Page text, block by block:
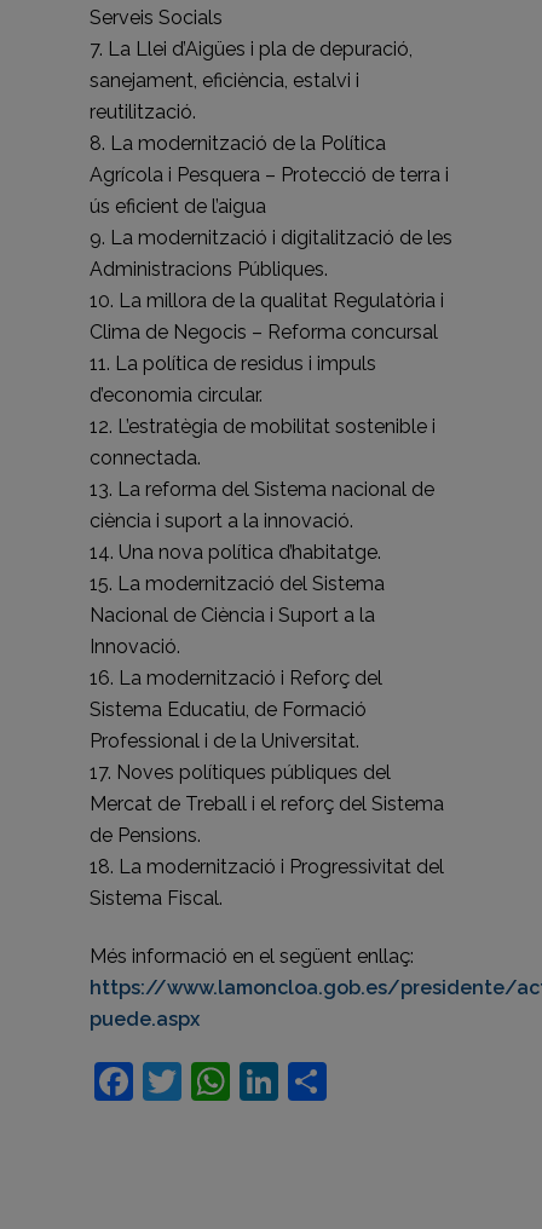
Serveis Socials
7. La Llei d’Aigües i pla de depuració,
sanejament, eficiència, estalvi i
reutilització.
8. La modernització de la Política
Agrícola i Pesquera – Protecció de terra i
ús eficient de l’aigua
9. La modernització i digitalització de les
Administracions Públiques.
10. La millora de la qualitat Regulatòria i
Clima de Negocis – Reforma concursal
11. La política de residus i impuls
d’economia circular.
12. L’estratègia de mobilitat sostenible i
connectada.
13. La reforma del Sistema nacional de
ciència i suport a la innovació.
14. Una nova política d’habitatge.
15. La modernització del Sistema
Nacional de Ciència i Suport a la
Innovació.
16. La modernització i Reforç del
Sistema Educatiu, de Formació
Professional i de la Universitat.
17. Noves polítiques públiques del
Mercat de Treball i el reforç del Sistema
de Pensions.
18. La modernització i Progressivitat del
Sistema Fiscal.
Més informació en el següent enllaç:
https://www.lamoncloa.gob.es/presidente/
puede.aspx
Facebook
Twitter
WhatsApp
LinkedIn